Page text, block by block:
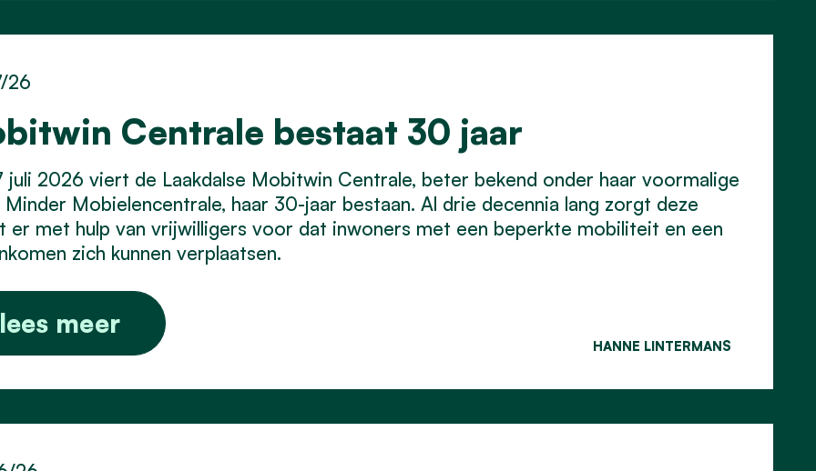
Centrale bestaat 30 jaar
26
juli 2026 viert de Laakdalse Mobitwin Centrale, beter bekend onder haar voormalige
Minder Mobielencentrale, haar 30-jaar bestaan. Al drie decennia lang zorgt deze
er met hulp van vrijwilligers voor dat inwoners met een beperkte mobiliteit en een
zich kunnen verplaatsen.
lees meer
HANNE LINTERMANS